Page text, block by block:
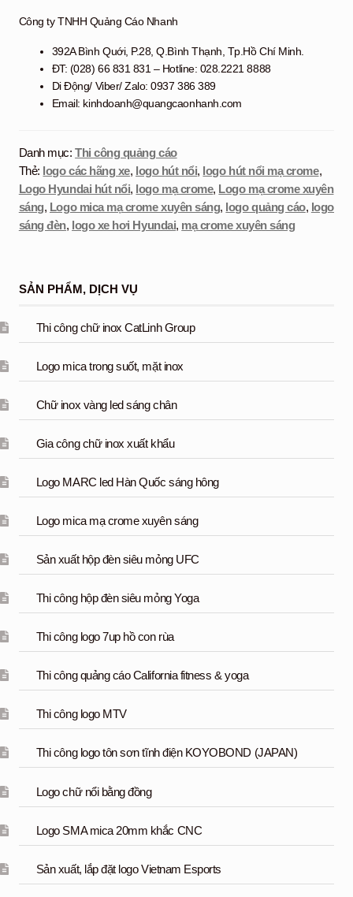
Công ty TNHH Quảng Cáo Nhanh
392A Bình Quới, P.28, Q.Bình Thạnh, Tp.Hồ Chí Minh.
ĐT: (028) 66 831 831 – Hotline: 028.2221 8888
Di Động/ Viber/ Zalo: 0937 386 389
Email: kinhdoanh@quangcaonhanh.com
Danh mục:Thi công quảng cáo
Thẻ: logo các hãng xe, logo hút nổi, logo hút nổi mạ crome,
Logo Hyundai hút nổi, logo mạ crome, Logo mạ crome xuyên
sáng, Logo mica mạ crome xuyên sáng, logo quảng cáo, logo
sáng đèn, logo xe hơi Hyundai, mạ crome xuyên sáng
SẢN PHẨM, DỊCH VỤ
Thi công chữ inox CatLinh Group
Logo mica trong suốt, mặt inox
Chữ inox vàng led sáng chân
Gia công chữ inox xuất khẩu
Logo MARC led Hàn Quốc sáng hông
Logo mica mạ crome xuyên sáng
Sản xuất hộp đèn siêu mỏng UFC
Thi công hộp đèn siêu mỏng Yoga
Thi công logo 7up hồ con rùa
Thi công quảng cáo California fitness & yoga
Thi công logo MTV
Thi công logo tôn sơn tĩnh điện KOYOBOND (JAPAN)
Logo chữ nổi bằng đồng
Logo SMA mica 20mm khắc CNC
Sản xuất, lắp đặt logo Vietnam Esports